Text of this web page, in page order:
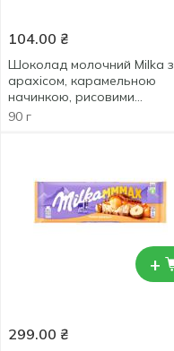
104.00 ₴
Шоколад молочний Milka з
арахісом, карамельною
начинкою, рисовими
кульками та кукурудзяними
90 г
+
299.00 ₴